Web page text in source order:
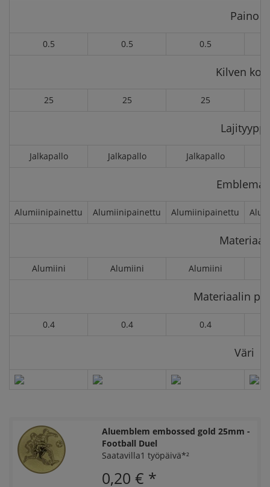
Paino
0.5 0.5 0.5
Kilven
25 25 25
Lajityyppi
Jalkapallo Jalkapallo Jalkapallo
Alumiinipainettu Alumiinipainettu Alumiinipainettu
Materiaali
Alumiini Alumiini Alumiini
Materiaalin
0.4 0.4 0.4
Väri
Aluemblem embossed gold 25mm -
Football Duel
Saatavilla1 työpäivä*²
0,20 € *